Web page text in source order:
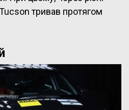
тривав протягом